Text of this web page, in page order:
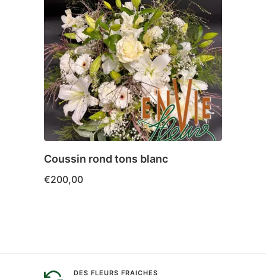
Coussin rond tons blanc
€200,00
DES FLEURS FRAICHES